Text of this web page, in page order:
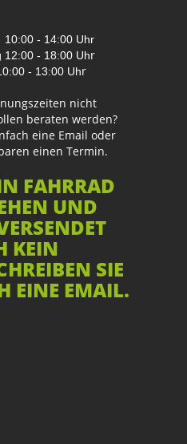
10:00 - 14:00 Uhr
12:00 - 18:00 Uhr
- 13:00 Uhr
nicht
beraten werden?
eine Email oder
einen Termin.
FAHRRAD
UND
KEIN
SIE
EINE EMAIL.